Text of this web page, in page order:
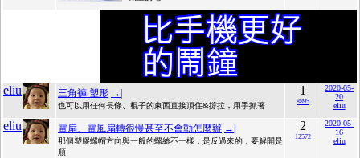
eliu 三角褲 塑形 →|
也可以用任何長條、棍子的東西直接頂住&撐拉，用手抓著
1
8895
2020-05-
20
eliu
eliu 電扇、電風扇轉很慢甚至不會動怎麼辦 →|
那個塑膠螺帽方向與一般的螺絲不一樣，是反過來的，要解開是
順
2
12572
2020-05-
16
eliu